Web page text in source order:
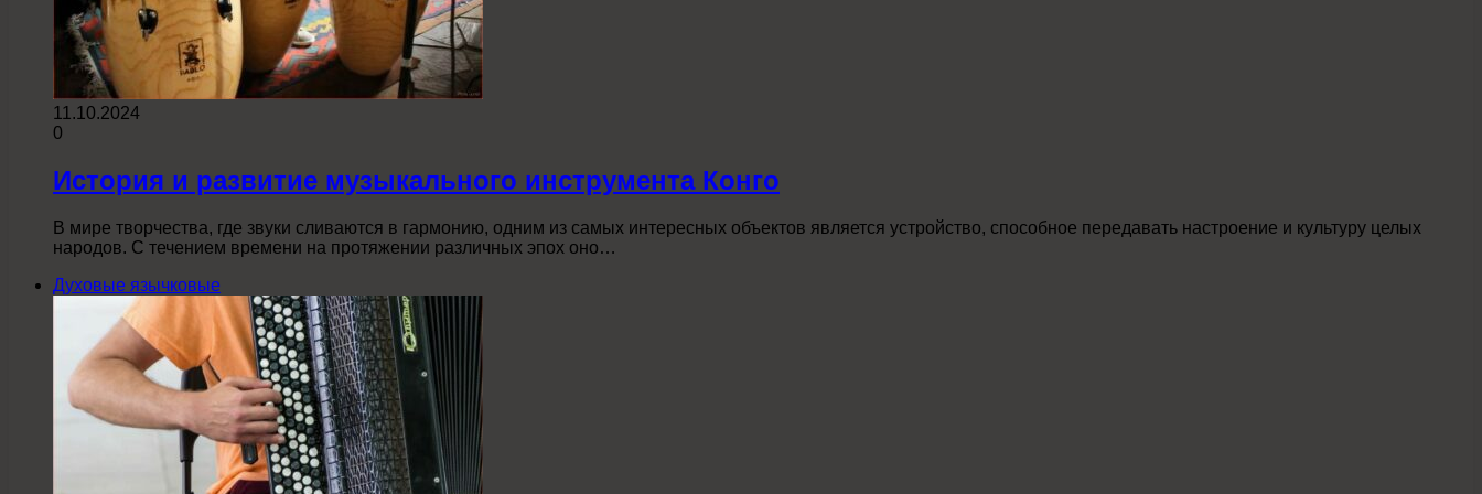
11.10.2024
0
История и развитие музыкального инструмента Конго
В мире творчества, где звуки сливаются в гармонию, одним из самых интересных объектов является устройство, способное передавать настроение и культуру целых
народов. С течением времени на протяжении различных эпох оно…
Духовые язычковые